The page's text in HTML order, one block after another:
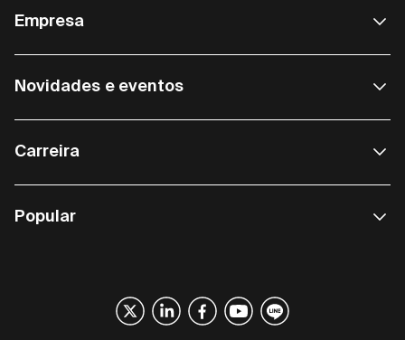
Empresa
Novidades e eventos
Carreira
Popular